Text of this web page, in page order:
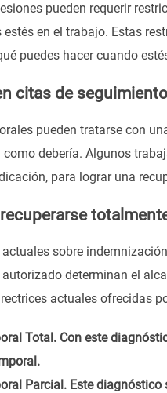
pueden requerir
en el trabajo. Estas
puedes hacer cuando
citas de
pueden tratarse con
debería. Algunos
para lograr una
sobre
determinan el
actuales ofrecidas
Total. Con este
Parcial. Este